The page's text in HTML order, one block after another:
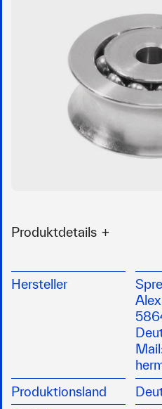
Produktdetails
Leichtgängige
Für Fallen und
Einsetzbar als
Bewährte Qualität von
Hersteller
Produktionsland